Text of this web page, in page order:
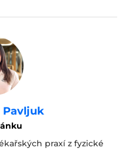
Pavljuk
praxí z fyzické